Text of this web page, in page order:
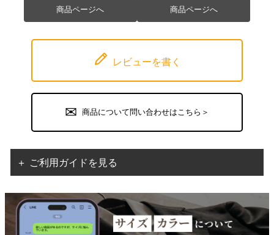
商品ページへ 商品ページへ
レビューを書く
商品について問い合わせはこちら＞
＋ ご利用ガイドを見る